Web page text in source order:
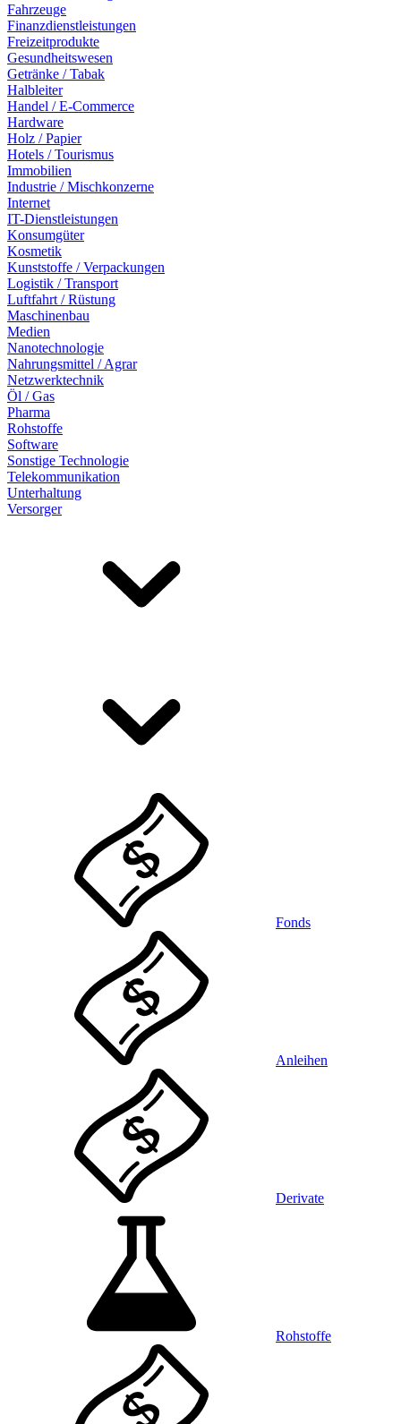
Fahrzeuge
Finanzdienstleistungen
Freizeitprodukte
Gesundheitswesen
Getränke / Tabak
Halbleiter
Handel / E-Commerce
Hardware
Holz / Papier
Hotels / Tourismus
Immobilien
Industrie / Mischkonzerne
Internet
IT-Dienstleistungen
Konsumgüter
Kosmetik
Kunststoffe / Verpackungen
Logistik / Transport
Luftfahrt / Rüstung
Maschinenbau
Medien
Nanotechnologie
Nahrungsmittel / Agrar
Netzwerktechnik
Öl / Gas
Pharma
Rohstoffe
Software
Sonstige Technologie
Telekommunikation
Unterhaltung
Versorger
Fonds
Anleihen
Derivate
Rohstoffe